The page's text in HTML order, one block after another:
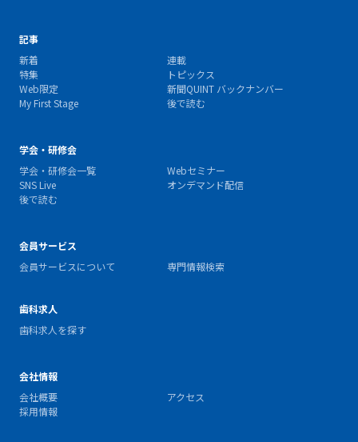
記事
新着
連載
特集
トピックス
Web限定
新聞QUINT バックナンバー
My First Stage
後で読む
学会・研修会
学会・研修会一覧
Webセミナー
SNS Live
オンデマンド配信
後で読む
会員サービス
会員サービスについて
専門情報検索
歯科求人
歯科求人を探す
会社情報
会社概要
アクセス
採用情報